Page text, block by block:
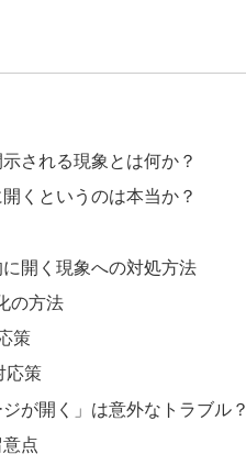
される現象とは何か？
くというのは本当か？
開く現象への対処方法
の方法
策
応策
が開く」は意外なトラブル？
点